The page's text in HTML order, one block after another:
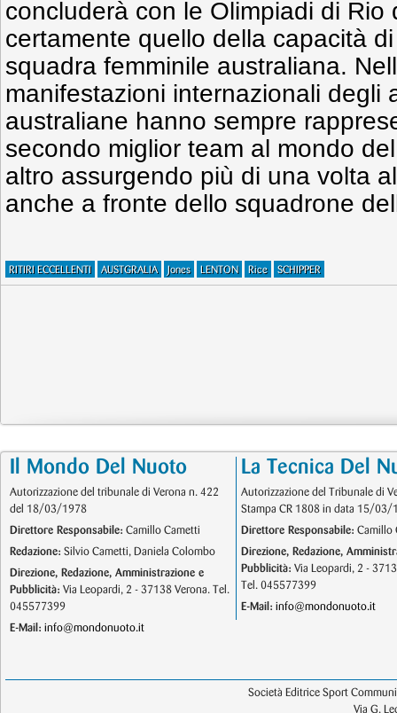
concluderà con le Olimpiadi di Rio
certamente quello della capacità
squadra femminile australiana.
manifestazioni internazionali degli
australiane hanno sempre
secondo miglior team al mondo
altro assurgendo più di una volta
anche a fronte dello squadrone
RITIRI ECCELLENTI AUSTGRALIA Jones LENTON Rice SCHIPPER
Il Mondo Del Nuoto
Autorizzazione del tribunale di Verona n. 422
del 18/03/1978
Direttore Responsabile: Camillo Cametti
Redazione: Silvio Cametti, Daniela Colombo
Direzione, Redazione, Amministrazione e
Pubblicità: Via Leopardi, 2 - 37138 Verona. Tel.
045577399
E-Mail: info@mondonuoto.it
La Tecnica Del
Autorizzazione del Tribunale di
Stampa CR 1808 in data 15/03/
Direttore Responsabile: Camillo
Direzione, Redazione,
Pubblicità: Via Leopardi, 2 -
Tel. 045577399
E-Mail: info@mondonuoto.it
Società Editrice Sport
Via G.